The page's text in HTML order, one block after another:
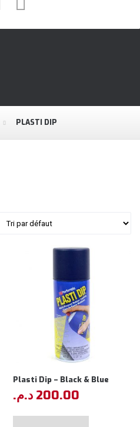
PLASTI DIP
Plasti Dip – Black & Blue
200.00 د.م.